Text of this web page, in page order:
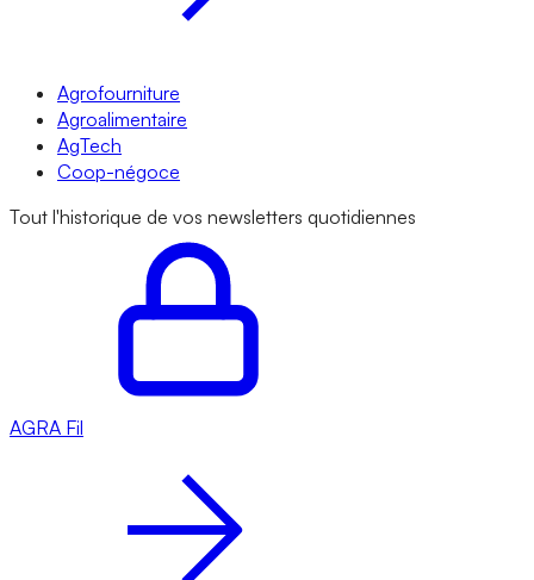
Agrofourniture
Agroalimentaire
AgTech
Coop-négoce
Tout l'historique de vos newsletters quotidiennes
AGRA Fil